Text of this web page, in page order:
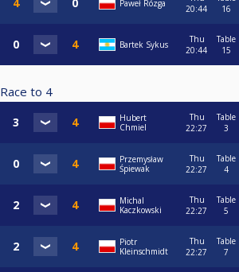
Paweł Rózga
20:44
16
Bartek Sykus
Thu
20:44
Table
15
Race to 4
Hubert
Chmiel
Thu
22:27
Table
3
Przemysław
Śpiewak
Thu
22:27
Table
4
Michal
Kaczkowski
Thu
22:27
Table
5
Piotr
Kleinschmidt
Thu
22:27
Table
7